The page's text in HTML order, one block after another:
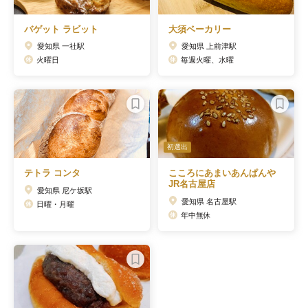
バゲット ラビット
愛知県 一社駅
火曜日
大須ベーカリー
愛知県 上前津駅
毎週火曜、水曜
テトラ コンタ
愛知県 尼ケ坂駅
日曜・月曜
初選出
こころにあまいあんぱんや
JR名古屋店
愛知県 名古屋駅
年中無休